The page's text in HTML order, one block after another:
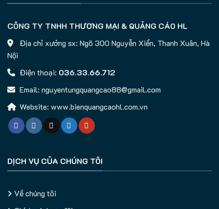
CÔNG TY TNHH THƯƠNG MẠI & QUẢNG CÁO HL
Địa chỉ xưởng sx: Ngõ 300 Nguyễn Xiển, Thanh Xuân, Hà
Nội
Điện thoại: 036.33.66.712
Email: nguyentungquangcao88@gmail.com
Website: www.bienquangcaohl.com.vn
DỊCH VỤ CỦA CHÚNG TÔI
Về chúng tôi